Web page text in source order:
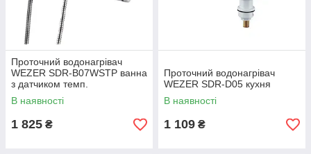
Проточний водонагрівач
WEZER SDR-B07WSTP ванна
з датчиком темп.
В наявності
1 825 ₴
Проточний водонагрівач
WEZER SDR-D05 кухня
В наявності
1 109 ₴